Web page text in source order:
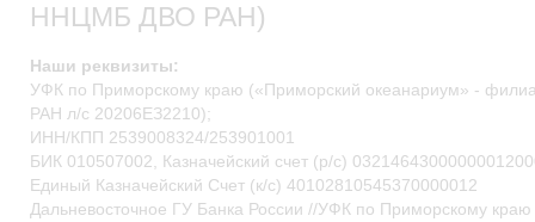
ННЦМБ ДВО РАН)
Наши реквизиты:
УФК по Приморскому краю («Приморский океанариум» -
РАН л/c 20206ЕЗ2210);
ИНН/КПП 2539008324/253901001
БИК 010507002, Казначейский счет (р/c)
Единый Казначейский Счет (к/с) 40102810545370000012
Дальневосточное ГУ Банка России //УФК по Приморскому краю